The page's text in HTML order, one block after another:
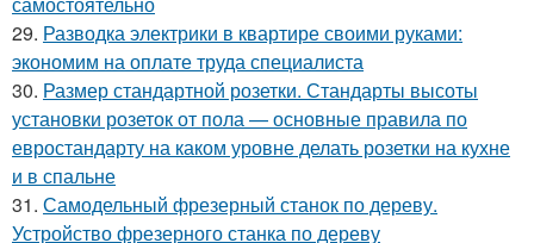
29. Разводка электрики в квартире своими руками:
экономим на оплате труда специалиста
30. Размер стандартной розетки. Стандарты высоты
установки розеток от пола — основные правила по
евростандарту на каком уровне делать розетки на кухне
и в спальне
31. Самодельный фрезерный станок по дереву.
Устройство фрезерного станка по дереву